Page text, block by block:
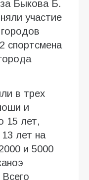
Быкова Б.
участие
спортсмена
в трех
и
15 лет,
лет на
и 5000